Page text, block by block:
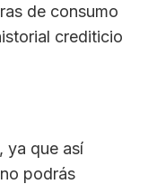
de consumo
crediticio
ya que así
podrás